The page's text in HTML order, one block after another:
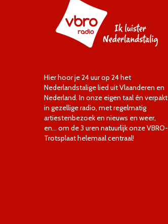
Hier hoor je 24 uur op 24 het
Nederlandstalige lied uit Vlaanderen en
Nederland. In onze eigen taal én verpakt
in gezellige radio, met regelmatig
artiestenbezoek en nieuws en weer,
en… om de 3 uren natuurlijk onze VBRO-
Trotsplaat helemaal centraal!